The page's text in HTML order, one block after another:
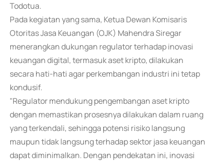
Todotua.
Pada kegiatan yang sama, Ketua Dewan Komisaris
Otoritas Jasa Keuangan (OJK) Mahendra Siregar
menerangkan dukungan regulator terhadap inovasi
keuangan digital, termasuk aset kripto, dilakukan
secara hati-hati agar perkembangan industri ini tetap
kondusif.
"Regulator mendukung pengembangan aset kripto
dengan memastikan prosesnya dilakukan dalam ruang
yang terkendali, sehingga potensi risiko langsung
maupun tidak langsung terhadap sektor jasa keuangan
dapat diminimalkan. Dengan pendekatan ini, inovasi